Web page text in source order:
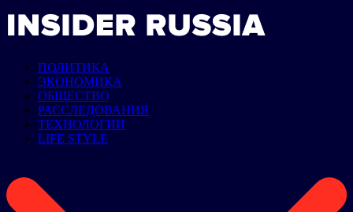
ПОЛИТИКА
ЭКОНОМИКА
ОБЩЕСТВО
РАССЛЕДОВАНИЯ
ТЕХНОЛОГИИ
LIFE STYLE